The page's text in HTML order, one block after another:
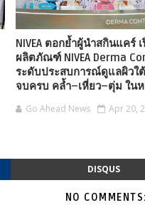
NIVEA ตอกย้ำผู้นำสกินแคร์
ผลิตภัณฑ์ NIVEA Derma
ระดับประสบการณ์ดูแลผิวใ
จบครบ คล้ำ–เหี่ยว–ตุ่ม ในห
Go Ahead News Apr 20,
DISQUS
NO COMMENTS: